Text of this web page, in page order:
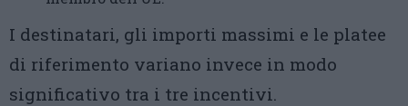
I destinatari, gli importi massimi e le platee
di riferimento variano invece in modo
significativo tra i tre incentivi.